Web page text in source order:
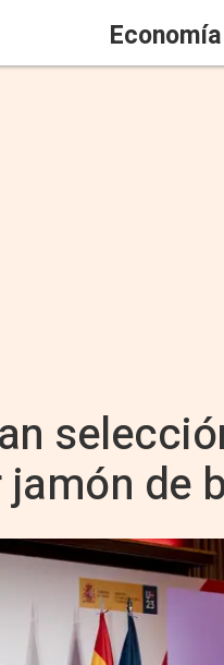
Economía
de